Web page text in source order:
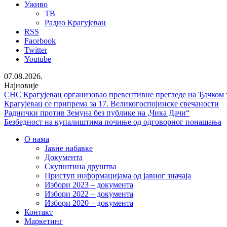
Уживо
ТВ
Радио Крагујевац
RSS
Facebook
Twitter
Youtube
07.08.2026.
Најновије
СНС Крагујевац организовао превентивне прегледе на Ђачком
Крагујевац се припрема за 17. Великогоспојинске свечаности
Раднички против Земуна без публике на „Чика Дачи“
Безбедност на купалиштима почиње од одговорног понашања
О нама
Јавне набавке
Документа
Скупштина друштва
Приступ информацијама од јавног значаја
Избори 2023 – документа
Избори 2022 – документа
Избори 2020 – документа
Контакт
Маркетинг